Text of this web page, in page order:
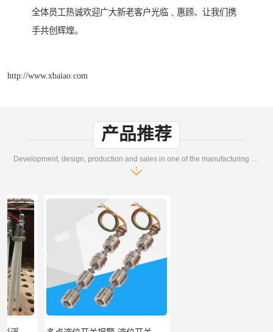
全体员工热诚欢迎广大新老客户光临﹑惠顾、让我们携
手共创辉煌。
http://www.xbaiao.com
产品推荐
Development, design, production and sales in one of the manufacturing enterprises